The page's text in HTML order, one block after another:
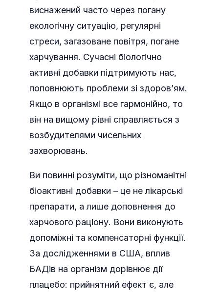
виснажений часто через погану
екологічну ситуацію, регулярні
стреси, загазоване повітря, погане
харчування. Сучасні біологічно
активні добавки підтримують нас,
поповнюють проблеми зі здоров’ям.
Якщо в організмі все гармонійно, то
він на вищому рівні справляється з
возбудителями чисельних
захворювань.
Ви повинні розуміти, що різноманітні
біоактивні добавки – це не лікарські
препарати, а лише доповнення до
харчового раціону. Вони виконують
допоміжні та компенсаторні функції.
За дослідженнями в США, вплив
БАДів на організм дорівнює дії
плацебо: прийнятний ефект є, але